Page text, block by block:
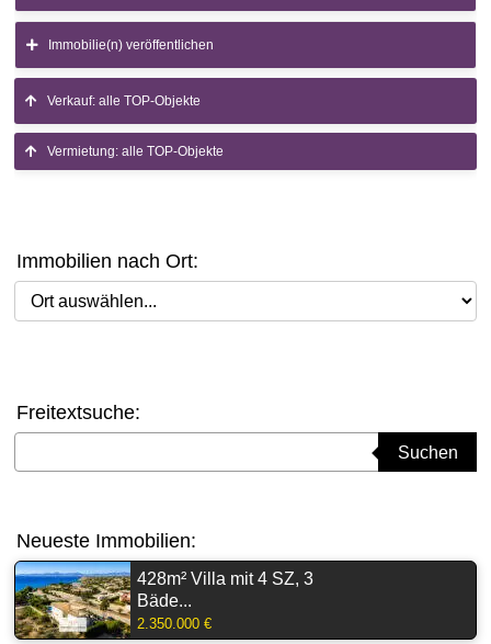
Immobilie(n) veröffentlichen
Verkauf: alle TOP-Objekte
Vermietung: alle TOP-Objekte
Immobilien nach Ort:
Ort auswählen
Freitextsuche:
Suchen
Neueste Immobilien:
428m² Villa mit 4 SZ, 3
Bäde...
2.350.000 €